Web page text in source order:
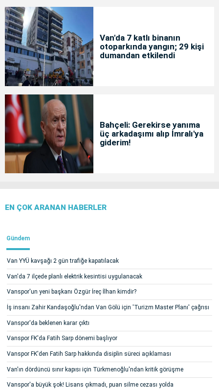
Van'da 7 katlı binanın
otoparkında yangın; 29 kişi
dumandan etkilendi
Bahçeli: Gerekirse yanıma
üç arkadaşımı alıp İmralı'ya
giderim!
EN ÇOK ARANAN HABERLER
Gündem
Van YYÜ kavşağı 2 gün trafiğe kapatılacak
Van'da 7 ilçede planlı elektrik kesintisi uygulanacak
Vanspor'un yeni başkanı Özgür İreç İlhan kimdir?
İş insanı Zahir Kandaşoğlu'ndan Van Gölü için 'Turizm Master Planı' çağrısı
Vanspor'da beklenen karar çıktı
Vanspor FK'da Fatih Sarp dönemi başlıyor
Vanspor FK'den Fatih Sarp hakkında disiplin süreci açıklaması
Van'ın dördüncü sınır kapısı için Türkmenoğlu'ndan kritik görüşme
Vanspor'a büyük şok! Lisans çıkmadı, puan silme cezası yolda